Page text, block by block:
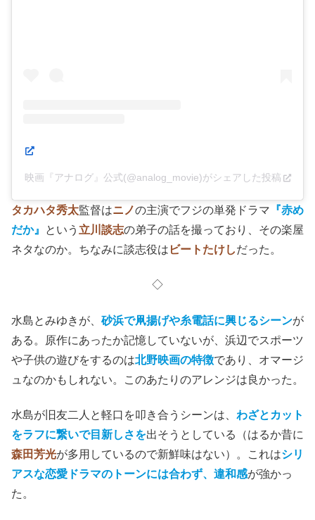
映画『アナログ』公式(@analog_movie)がシェアした投稿
タカハタ秀太監督はニノの主演でフジの単発ドラマ 『赤め
だか』
という 立川談志の弟子の話を撮っており、その楽屋
ネタなのか。ちなみに談志役は ビートたけしだった。
◇
水島とみゆきが、 砂浜で凧揚げや糸電話に興じるシーンが
ある。原作にあったか記憶していないが、浜辺でスポーツ
や子供の遊びをするのは北野映画の特徴であり、オマージ
ュなのかもしれない。このあたりのアレンジは良かった 。
水島が旧友二人と軽口を叩き合うシーンは、 わざとカット
をラフに繋いで目新しさを出そうとしている（はるか昔に
森田芳光が多用しているので新鮮味はない）。これはシリ
アスな恋愛ドラマのトーンには合わず、違和感が強かっ
た。